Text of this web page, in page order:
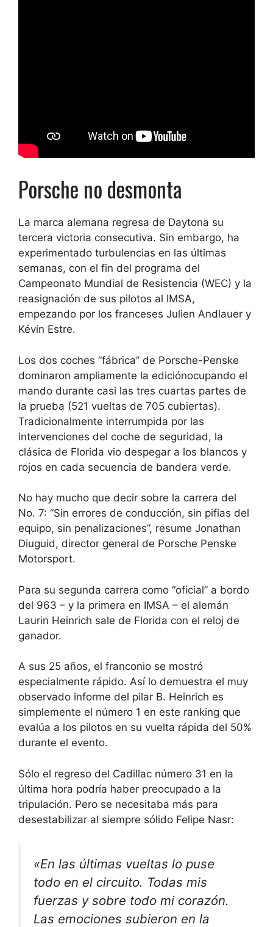
Porsche no desmonta
La marca alemana regresa de Daytona su
tercera victoria consecutiva. Sin embargo, ha
experimentado turbulencias en las últimas
semanas, con el fin del programa del
Campeonato Mundial de Resistencia (WEC) y la
reasignación de sus pilotos al IMSA,
empezando por los franceses Julien Andlauer y
Kévin Estre.
Los dos coches “fábrica” de Porsche-Penske
dominaron ampliamente la ediciónocupando el
mando durante casi las tres cuartas partes de
la prueba (521 vueltas de 705 cubiertas).
Tradicionalmente interrumpida por las
intervenciones del coche de seguridad, la
clásica de Florida vio despegar a los blancos y
rojos en cada secuencia de bandera verde.
No hay mucho que decir sobre la carrera del
No. 7: “Sin errores de conducción, sin pifias del
equipo, sin penalizaciones”, resume Jonathan
Diuguid, director general de Porsche Penske
Motorsport.
Para su segunda carrera como “oficial” a bordo
del 963 – y la primera en IMSA – el alemán
Laurin Heinrich sale de Florida con el reloj de
ganador.
A sus 25 años, el franconio se mostró
especialmente rápido. Así lo demuestra el muy
observado informe del pilar B. Heinrich es
simplemente el número 1 en este ranking que
evalúa a los pilotos en su vuelta rápida del 50%
durante el evento.
Sólo el regreso del Cadillac número 31 en la
última hora podría haber preocupado a la
tripulación. Pero se necesitaba más para
desestabilizar al siempre sólido Felipe Nasr:
«En las últimas vueltas lo puse
todo en el circuito. Todas mis
fuerzas y sobre todo mi corazón.
Las emociones subieron en la